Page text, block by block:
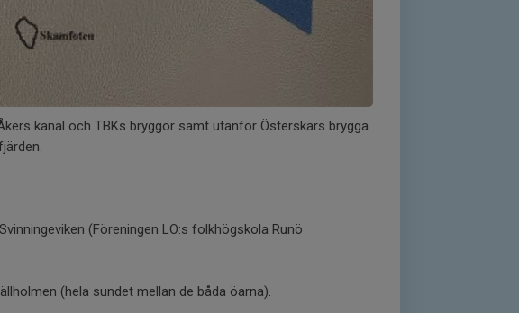
kanal och TBKs bryggor samt utanför Österskärs brygga
(Föreningen LO:s folkhögskola Runö
(hela sundet mellan de båda öarna).